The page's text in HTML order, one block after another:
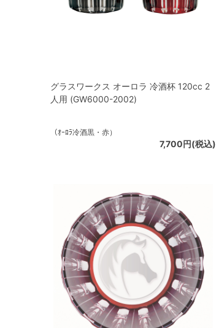
グラスワークス オーロラ 冷酒杯 120cc 2
人用 (GW6000-2002)
（ｵｰﾛﾗ冷酒黒・赤）
7,700円(税込)